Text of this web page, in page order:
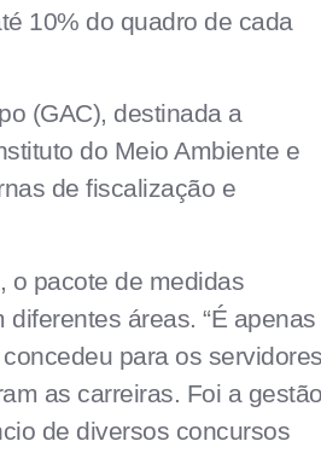
10% do quadro de cada
(GAC), destinada a
do Meio Ambiente e
de fiscalização e
o pacote de medidas
áreas. “É apenas
para os servidores
as carreiras. Foi a gestão
de diversos concursos